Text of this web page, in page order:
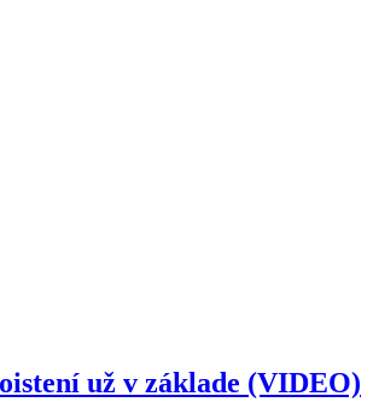
už v základe (VIDEO)